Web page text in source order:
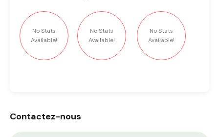
No Stats
Available!
No Stats
Available!
No Stats
Available!
Contactez-nous